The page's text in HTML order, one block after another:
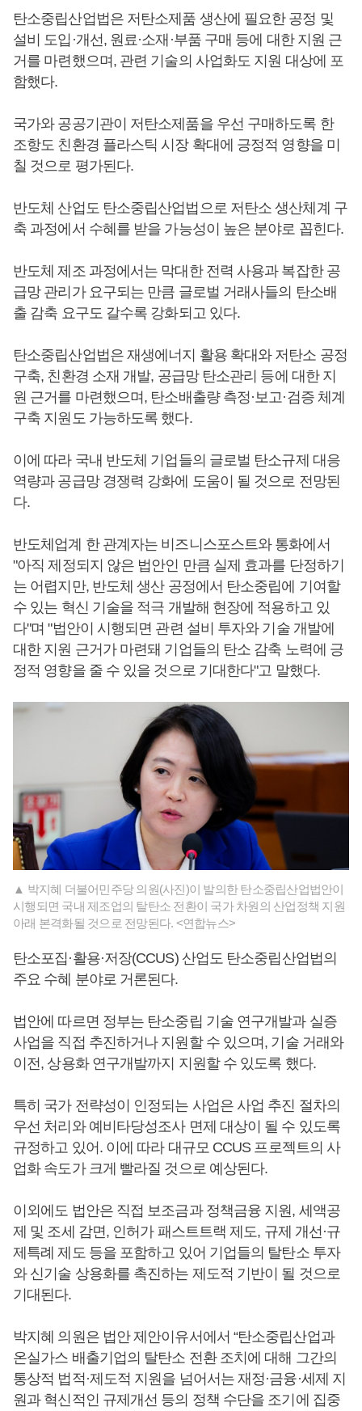
탄소중립산업법은 저탄소제품 생산에 필요한 공정 및
설비 도입·개선, 원료·소재·부품 구매 등에 대한 지원 근
거를 마련했으며, 관련 기술의 사업화도 지원 대상에 포
함했다.
국가와 공공기관이 저탄소제품을 우선 구매하도록 한
조항도 친환경 플라스틱 시장 확대에 긍정적 영향을 미
칠 것으로 평가된다.
반도체 산업도 탄소중립산업법으로 저탄소 생산체계 구
축 과정에서 수혜를 받을 가능성이 높은 분야로 꼽힌다.
반도체 제조 과정에서는 막대한 전력 사용과 복잡한 공
급망 관리가 요구되는 만큼 글로벌 거래사들의 탄소배
출 감축 요구도 갈수록 강화되고 있다.
탄소중립산업법은 재생에너지 활용 확대와 저탄소 공정
구축, 친환경 소재 개발, 공급망 탄소관리 등에 대한 지
원 근거를 마련했으며, 탄소배출량 측정·보고·검증 체계
구축 지원도 가능하도록 했다.
이에 따라 국내 반도체 기업들의 글로벌 탄소규제 대응
역량과 공급망 경쟁력 강화에 도움이 될 것으로 전망된
다.
반도체업계 한 관계자는 비즈니스포스트와 통화에서
"아직 제정되지 않은 법안인 만큼 실제 효과를 단정하기
는 어렵지만, 반도체 생산 공정에서 탄소중립에 기여할
수 있는 혁신 기술을 적극 개발해 현장에 적용하고 있
다"며 "법안이 시행되면 관련 설비 투자와 기술 개발에
대한 지원 근거가 마련돼 기업들의 탄소 감축 노력에 긍
정적 영향을 줄 수 있을 것으로 기대한다"고 말했다.
▲ 박지혜 더불어민주당 의원(사진)이 발의한 탄소중립산업법안이
시행되면 국내 제조업의 탈탄소 전환이 국가 차원의 산업정책 지원
아래 본격화될 것으로 전망된다. <연합뉴스>
탄소포집·활용·저장(CCUS) 산업도 탄소중립산업법의
주요 수혜 분야로 거론된다.
법안에 따르면 정부는 탄소중립 기술 연구개발과 실증
사업을 직접 추진하거나 지원할 수 있으며, 기술 거래와
이전, 상용화 연구개발까지 지원할 수 있도록 했다.
특히 국가 전략성이 인정되는 사업은 사업 추진 절차의
우선 처리와 예비타당성조사 면제 대상이 될 수 있도록
규정하고 있어. 이에 따라 대규모 CCUS 프로젝트의 사
업화 속도가 크게 빨라질 것으로 예상된다.
이외에도 법안은 직접 보조금과 정책금융 지원, 세액공
제 및 조세 감면, 인허가 패스트트랙 제도, 규제 개선·규
제특례 제도 등을 포함하고 있어 기업들의 탈탄소 투자
와 신기술 상용화를 촉진하는 제도적 기반이 될 것으로
기대된다.
박지혜 의원은 법안 제안이유서에서 “탄소중립산업과
온실가스 배출기업의 탈탄소 전환 조치에 대해 그간의
통상적 법적·제도적 지원을 넘어서는 재정·금융·세제 지
원과 혁신적인 규제개선 등의 정책 수단을 조기에 집중